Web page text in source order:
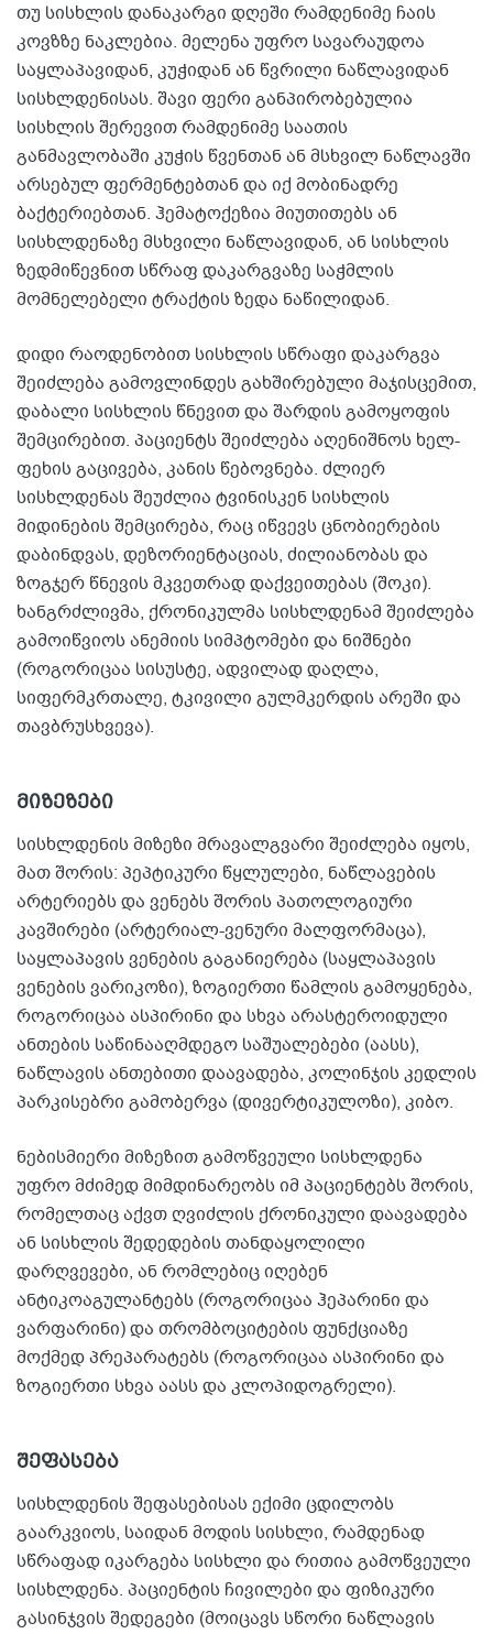
თუ სისხლის დანაკარგი დღეში რამდენიმე ჩაის
კოვზზე ნაკლებია. მელენა უფრო სავარაუდოა
საყლაპავიდან, კუჭიდან ან წვრილი ნაწლავიდან
სისხლდენისას. შავი ფერი განპირობებულია
სისხლის შერევით რამდენიმე საათის
განმავლობაში კუჭის წვენთან ან მსხვილ ნაწლავში
არსებულ ფერმენტებთან და იქ მობინადრე
ბაქტერიებთან. ჰემატოქეზია მიუთითებს ან
სისხლდენაზე მსხვილი ნაწლავიდან, ან სისხლის
ზედმიწევნით სწრაფ დაკარგვაზე საჭმლის
მომნელებელი ტრაქტის ზედა ნაწილიდან.
დიდი რაოდენობით სისხლის სწრაფი დაკარგვა
შეიძლება გამოვლინდეს გახშირებული მაჯისცემით,
დაბალი სისხლის წნევით და შარდის გამოყოფის
შემცირებით. პაციენტს შეიძლება აღენიშნოს ხელ-
ფეხის გაცივება, კანის წებოვნება. ძლიერ
სისხლდენას შეუძლია ტვინისკენ სისხლის
მიდინების შემცირება, რაც იწვევს ცნობიერების
დაბინდვას, დეზორიენტაციას, ძილიანობას და
ზოგჯერ წნევის მკვეთრად დაქვეითებას (შოკი).
ხანგრძლივმა, ქრონიკულმა სისხლდენამ შეიძლება
გამოიწვიოს ანემიის სიმპტომები და ნიშნები
(როგორიცაა სისუსტე, ადვილად დაღლა,
სიფერმკრთალე, ტკივილი გულმკერდის არეში და
თავბრუსხვევა).
მიზეზები
სისხლდენის მიზეზი მრავალგვარი შეიძლება იყოს,
მათ შორის: პეპტიკური წყლულები, ნაწლავების
არტერიებს და ვენებს შორის პათოლოგიური
კავშირები (არტერიალ-ვენური მალფორმაცა),
საყლაპავის ვენების გაგანიერება (საყლაპავის
ვენების ვარიკოზი), ზოგიერთი წამლის გამოყენება,
როგორიცაა ასპირინი და სხვა არასტეროიდული
ანთების საწინააღმდეგო საშუალებები (აასს),
ნაწლავის ანთებითი დაავადება, კოლინჯის კედლის
პარკისებრი გამობერვა (დივერტიკულოზი), კიბო.
ნებისმიერი მიზეზით გამოწვეული სისხლდენა
უფრო მძიმედ მიმდინარეობს იმ პაციენტებს შორის,
რომელთაც აქვთ ღვიძლის ქრონიკული დაავადება
ან სისხლის შედედების თანდაყოლილი
დარღვევები, ან რომლებიც იღებენ
ანტიკოაგულანტებს (როგორიცაა ჰეპარინი და
ვარფარინი) და თრომბოციტების ფუნქციაზე
მოქმედ პრეპარატებს (როგორიცაა ასპირინი და
ზოგიერთი სხვა აასს და კლოპიდოგრელი).
შეფასება
სისხლდენის შეფასებისას ექიმი ცდილობს
გაარკვიოს, საიდან მოდის სისხლი, რამდენად
სწრაფად იკარგება სისხლი და რითია გამოწვეული
სისხლდენა. პაციენტის ჩივილები და ფიზიკური
გასინჯვის შედეგები (მოიცავს სწორი ნაწლავის